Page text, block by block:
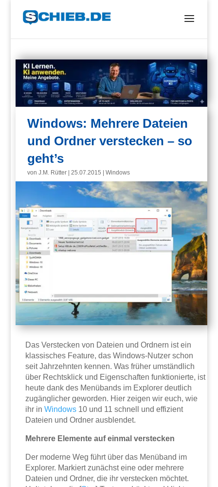
Windows: Mehrere Dateien
und Ordner verstecken – so
geht’s
vonJ.M. Rütter |25.07.2015 |Windows
Das Verstecken von Dateien und Ordnern ist ein
klassisches Feature, das Windows-Nutzer schon
seit Jahrzehnten kennen. Was früher umständlich
über Rechtsklick und Eigenschaften funktionierte, ist
heute dank des Menübands im Explorer deutlich
zugänglicher geworden. Hier zeigen wir euch, wie
ihr inWindows 10 und 11 schnell und effizient
Dateien und Ordner ausblendet.
Mehrere Elemente auf einmal verstecken
Der moderne Weg führt über das Menüband im
Explorer. Markiert zunächst eine oder mehrere
Dateien und Ordner, die ihr verstecken möchtet.